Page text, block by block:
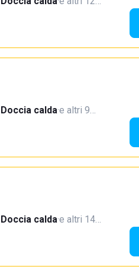
Doccia calda·e altri 9…
Doccia calda·e altri 14…